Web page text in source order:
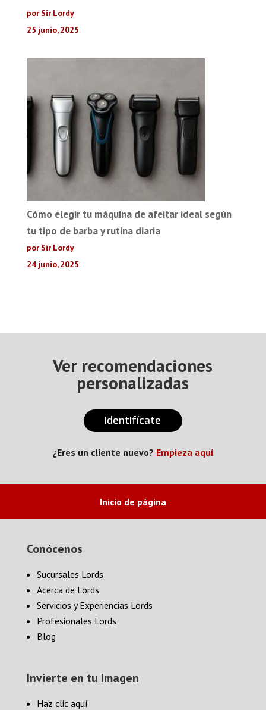
por Sir Lordy
25 junio, 2025
Cómo elegir tu máquina de afeitar ideal según
tu tipo de barba y rutina diaria
por Sir Lordy
24 junio, 2025
Ver recomendaciones
personalizadas
Identifícate
¿Eres un cliente nuevo? Empieza aquí
Inicio de página
Conócenos
Sucursales Lords
Acerca de Lords
Servicios y Experiencias Lords
Profesionales Lords
Blog
Invierte en tu Imagen
Haz clic aquí